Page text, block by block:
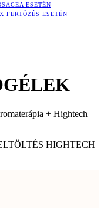
ESETÉN
FERTŐZÉS ESETÉN
+ Hightech
HIGHTECH